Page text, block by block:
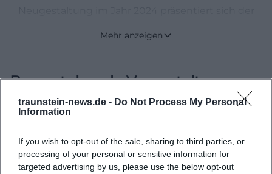
traunstein-news.de - Do Not Process My Personal
Information
If you wish to opt-out of the sale, sharing to third parties, or
processing of your personal or sensitive information for
targeted advertising by us, please use the below opt-out
bleibt er ein funktionaler Bestandteil der
Innenstadt, denn auch der Autoverkehr,
Lieferverkehr und kurze Haltemöglichkeiten
([traunstein.de](https://www.traunstein.de/stadt-
buerger/aemter-und-
Mehr anzeigen
Bevorstehende Veranstaltungen